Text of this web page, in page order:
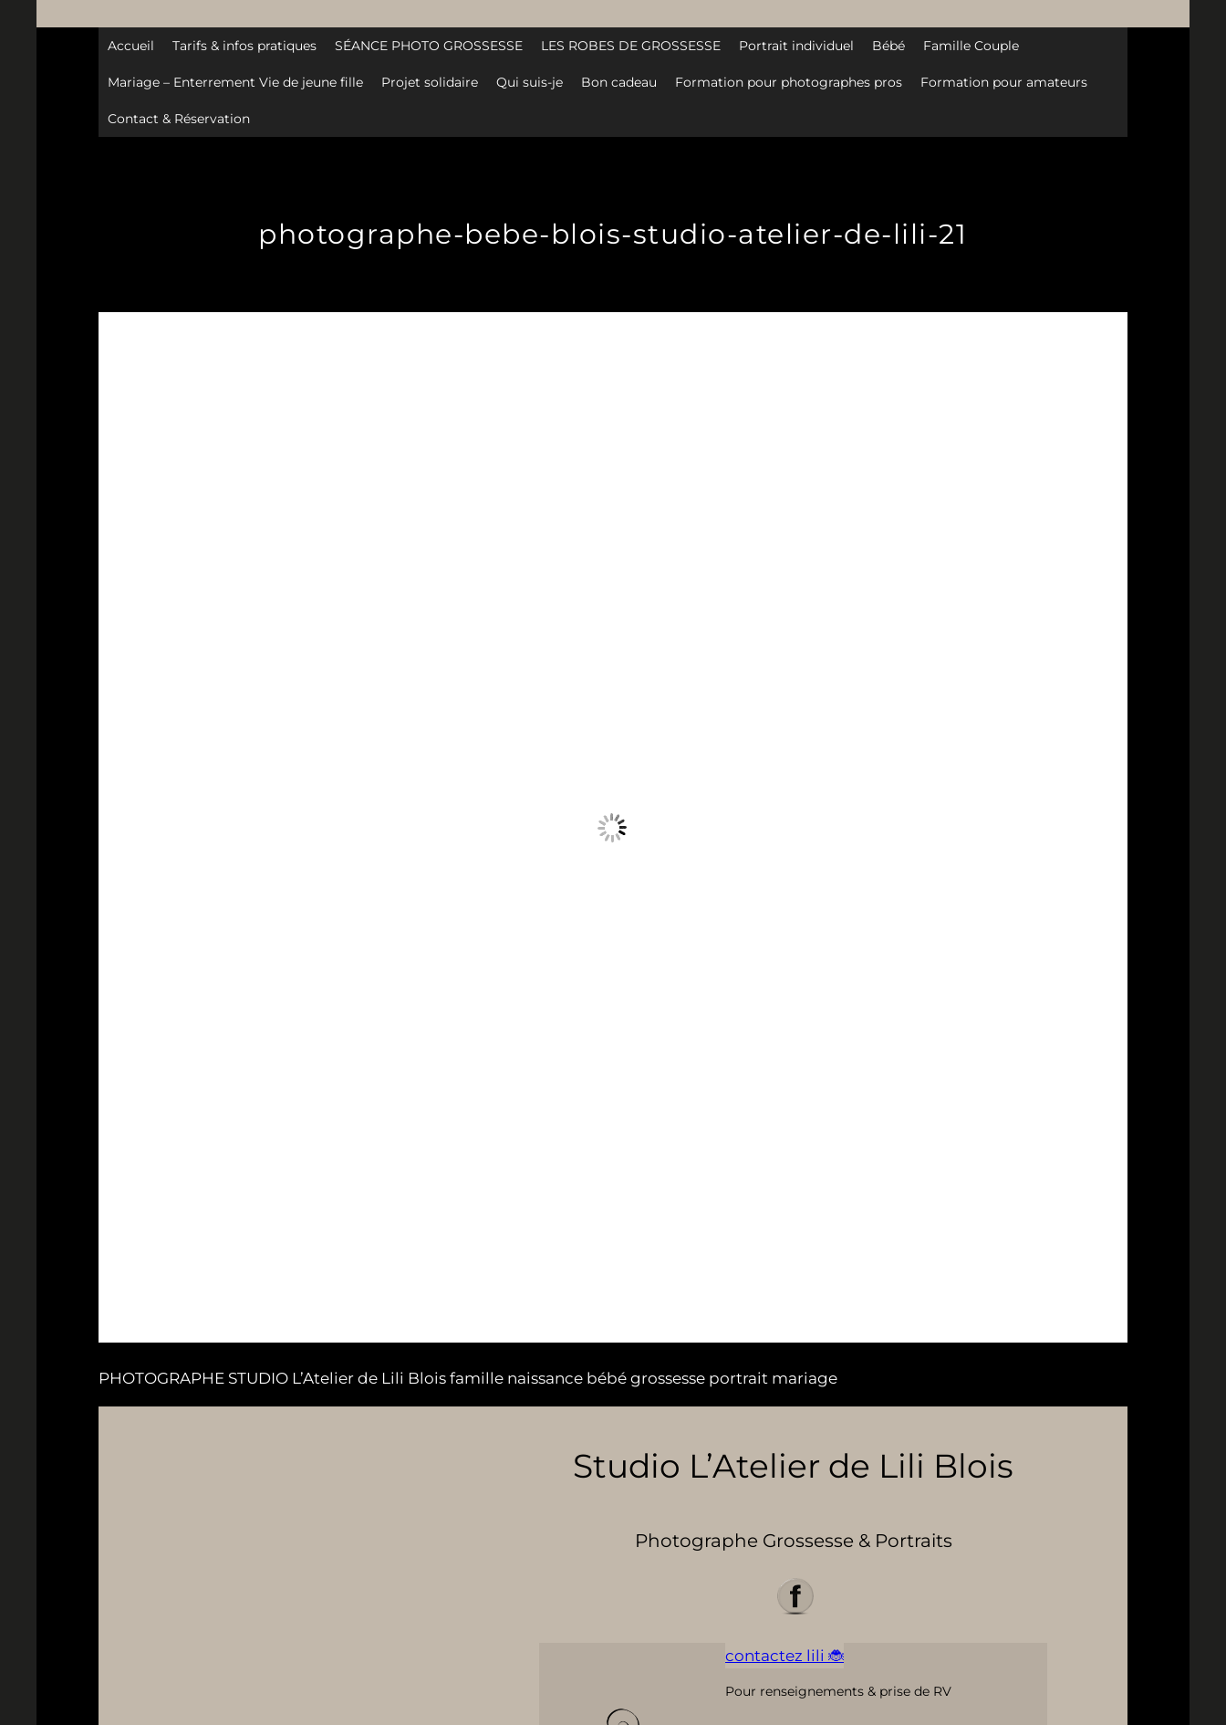
Accueil Tarifs & infos pratiques SÉANCE PHOTO GROSSESSE LES ROBES DE GROSSESSE Portrait individuel Bébé Famille Couple
Mariage – Enterrement Vie de jeune fille Projet solidaire Qui suis-je Bon cadeau Formation pour photographes pros Formation pour amateurs
Contact & Réservation
photographe-bebe-blois-studio-atelier-de-lili-21
PHOTOGRAPHE STUDIO L’Atelier de Lili Blois famille naissance bébé grossesse portrait mariage
Studio L’Atelier de Lili Blois
Photographe Grossesse & Portraits
contactez lili 🐞
Pour renseignements & prise de RV